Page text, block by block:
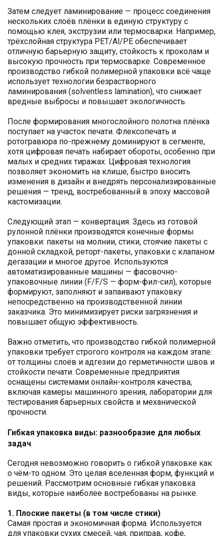
Затем следует ламинирование — процесс соединения
нескольких слоёв плёнки в единую структуру с
помощью клея, экструзии или термосварки. Например,
трёхслойная структура PET/Al/PE обеспечивает
отличную барьерную защиту, стойкость к проколам и
высокую прочность при термосварке. Современное
производство гибкой полимерной упаковки всё чаще
использует технологии безрастворного
ламинирования (solventless lamination), что снижает
вредные выбросы и повышает экологичность.
После формирования многослойного полотна плёнка
поступает на участок печати. Флексопечать и
ротогравюра по-прежнему доминируют в сегменте,
хотя цифровая печать набирает обороты, особенно при
малых и средних тиражах. Цифровая технология
позволяет экономить на клише, быстро вносить
изменения в дизайн и внедрять персонализированные
решения — тренд, востребованный в эпоху массовой
кастомизации.
Следующий этап — конвертация. Здесь из готовой
рулонной плёнки производятся конечные формы
упаковки: пакеты на молнии, стики, стоячие пакеты с
донной складкой, реторт-пакеты, упаковки с клапаном
дегазации и многое другое. Используются
автоматизированные машины — фасовочно-
упаковочные линии (F/F/S — форм-фил-сил), которые
формируют, заполняют и запаивают упаковку
непосредственно на производственной линии
заказчика. Это минимизирует риски загрязнения и
повышает общую эффективность.
Важно отметить, что производство гибкой полимерной
упаковки требует строгого контроля на каждом этапе:
от толщины слоёв и адгезии до герметичности швов и
стойкости печати. Современные предприятия
оснащены системами онлайн-контроля качества,
включая камеры машинного зрения, лаборатории для
тестирования барьерных свойств и механической
прочности.
Гибкая упаковка виды: разнообразие для любых
задач
Сегодня невозможно говорить о гибкой упаковке как
о чём-то одном. Это целая вселенная форм, функций и
решений. Рассмотрим основные гибкая упаковка
виды, которые наиболее востребованы на рынке.
1. Плоские пакеты (в том числе стики)
Самая простая и экономичная форма. Используется
для упаковки сухих смесей, чая, приправ, кофе,